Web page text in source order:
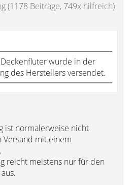
(1178 Beiträge, 749x hilfreich)
wurde in der
des Herstellers versendet.
ist normalerweise nicht
mit einem
reicht meistens nur für den